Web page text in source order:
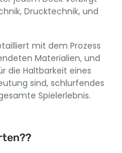
Drucktechnik, und
mit dem Prozess
Materialien, und
die Haltbarkeit eines
sind, schlurfendes
Spielerlebnis.